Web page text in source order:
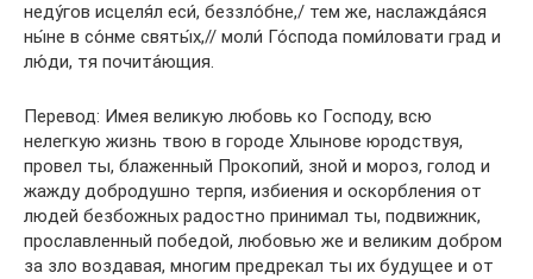
неду́гов исцеля́л еси́, беззло́бне,/ тем же, наслажда́яся
ны́не в со́нме святы́х,// моли́ Го́спода поми́ловати град и
лю́ди, тя почита́ющия.
Перевод: Имея великую любовь ко Господу, всю
нелегкую жизнь твою в городе Хлынове юродствуя,
провел ты, блаженный Прокопий, зной и мороз, голод и
жажду добродушно терпя, избиения и оскорбления от
людей безбожных радостно принимал ты, подвижник,
прославленный победой, любовью же и великим добром
за зло воздавая, многим предрекал ты их будущее и от